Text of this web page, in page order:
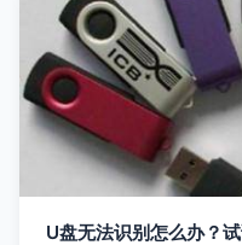
U盘无法识别怎么办？